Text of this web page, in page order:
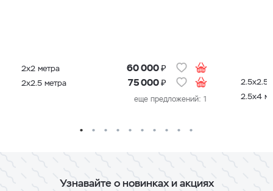
2х2 метра 60 000₽
2х2.5 метра 75 000₽
еще предложений: 1
2.5х2.5
2.5х4
Узнавайте о новинках и акциях